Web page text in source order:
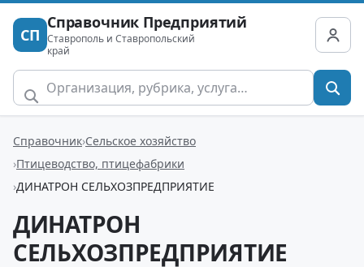
СП
Справочник Предприятий
Ставрополь и Ставропольский
край
Справочник Сельское хозяйство
Птицеводство, птицефабрики
ДИНАТРОН СЕЛЬХОЗПРЕДПРИЯТИЕ
ДИНАТРОН
СЕЛЬХОЗПРЕДПРИЯТИЕ